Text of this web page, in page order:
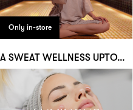
Only in-store
A SWEAT WELLNESS UPTOWN